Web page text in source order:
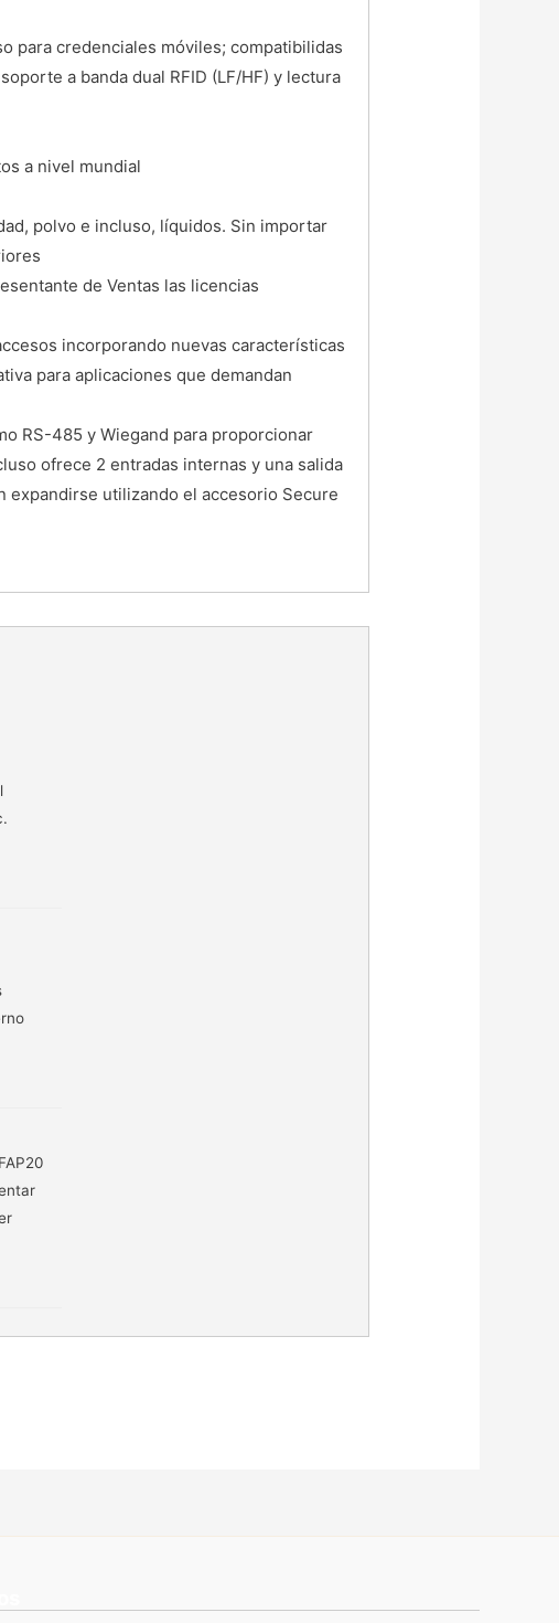
para credenciales móviles; compatibilidas
a banda dual RFID (LF/HF) y lectura
a nivel mundial
polvo e incluso, líquidos. Sin importar
de Ventas las licencias
incorporando nuevas características
para aplicaciones que demandan
RS-485 y Wiegand para proporcionar
ofrece 2 entradas internas y una salida
utilizando el accesorio Secure